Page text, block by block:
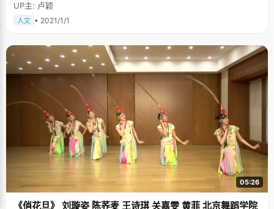
UP主: 卢颖
人文 • 2021/1/1
05:26
《俏花旦》 刘璇姿 陈荞麦 王诗琪 关嘉雯 黄菲 北京舞蹈学院